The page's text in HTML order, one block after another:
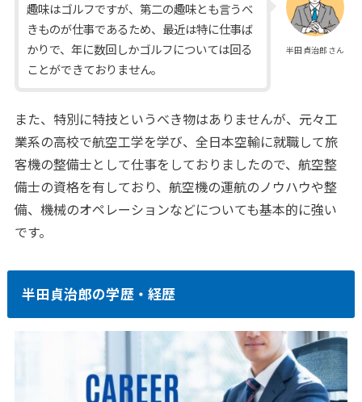
半田貞治郎さん
趣味はゴルフですが、第二の趣味とも言うべ
きものが仕事であるため、最近は特に仕事ば
かりで、年に数回しかゴルフについては回る
ことができておりません。
また、特別に特技というべき物はありませんが、元々工
業系の高校で航空工学を学び、全日本空輸に就職して旅
客機の整備士として仕事をしておりましたので、航空整
備士の資格を有しており、航空機の運航のノウハウや整
備、機械のオペレーションなどについても基本的に強い
です。
半田貞治郎の学歴・経歴